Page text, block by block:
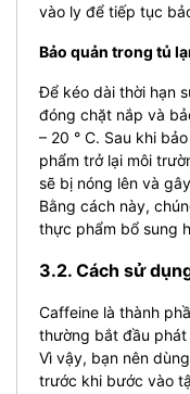
vào ly để tiếp tục
Bảo quản trong tủ
Để kéo dài thời hạn
đóng chặt nắp và
– 20 ° C. Sau khi
phẩm trở lại môi
sẽ bị nóng lên và
Bằng cách này,
thực phẩm bổ sung
3.2. Cách sử
Caffeine là thành
thường bắt đầu
Vì vậy, bạn nên
trước khi bước vào